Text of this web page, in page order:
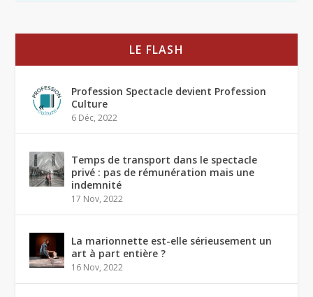
LE FLASH
Profession Spectacle devient Profession
Culture
6 Déc, 2022
Temps de transport dans le spectacle
privé : pas de rémunération mais une
indemnité
17 Nov, 2022
La marionnette est-elle sérieusement un
art à part entière ?
16 Nov, 2022